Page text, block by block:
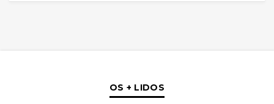
OS + LIDOS